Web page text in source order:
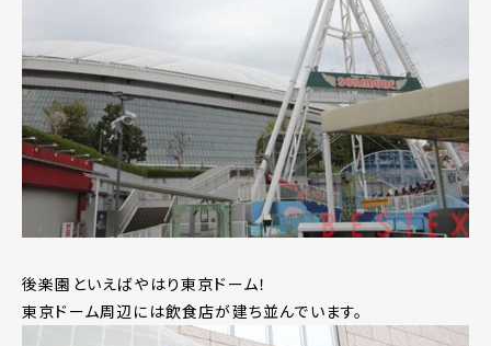
後楽園といえばやはり東京ドーム！
東京ドーム周辺には飲食店が建ち並んでいます。